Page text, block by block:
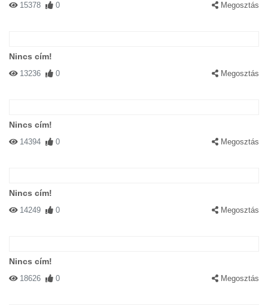
15378 0 Megosztás
Nincs cím!
13236 0 Megosztás
Nincs cím!
14394 0 Megosztás
Nincs cím!
14249 0 Megosztás
Nincs cím!
18626 0 Megosztás